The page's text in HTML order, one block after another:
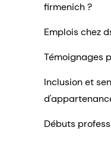
firmenich ?
Emplois chez
Témoignages
Inclusion et
Débuts